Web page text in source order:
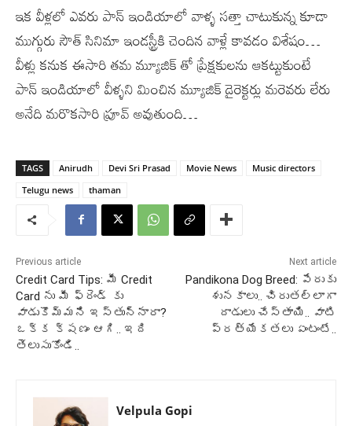
ఇక వీళ్లలో ఎవరు పాన్ ఇండియాలో వాళ్ళ సత్తా చాటుకున్న కూడా
ముగ్గురు సౌత్ సినిమా ఇండస్ట్రీకి చెందిన వాళ్లే కావడం విశేషం…
వీళ్లు కనుక ఈసారి తమ మ్యూజిక్ తో ప్రేక్షకులను ఆకట్టుకుంటే
పాన్ ఇండియాలో వీళ్ళని మించిన మ్యూజిక్ డైరెక్టర్లు మరెవరు లేరు
అనేది మరొకసారి ప్రూవ్ అవుతుంది…
TAGS Anirudh Devi Sri Prasad Movie News
Music directors
Telugu news
thaman
Previous article
Credit Card Tips: మీ Credit
Card ను మీ ఫ్రెండ్ కు
వాడుకొమ్మని ఇస్తున్నారా?
ఒక్క క్షణం ఆగి.. ఇది
తెలుసుకోండి..
Next article
Pandikona Dog Breed: పేరుకు
శునకాలు.. చిరుతల్లాగా
దాడులు చేస్తాయి.. వాటి
ప్రత్యేకతలు ఏంటంటే..
Velpula Gopi